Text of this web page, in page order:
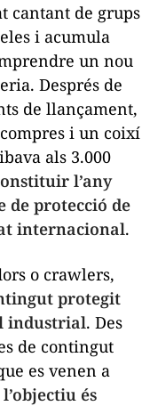
cantant de grups
i acumula
un nou
Després de
de llançament,
i un coixí
als 3.000
l’any
de protecció de
internacional.
o crawlers,
protegit
industrial. Des
de contingut
es venen a
l’objectiu és